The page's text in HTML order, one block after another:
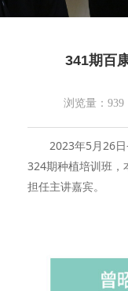
341期百
浏览量： 939
2023年5月26
324期种植培训班，
担任主讲嘉宾。